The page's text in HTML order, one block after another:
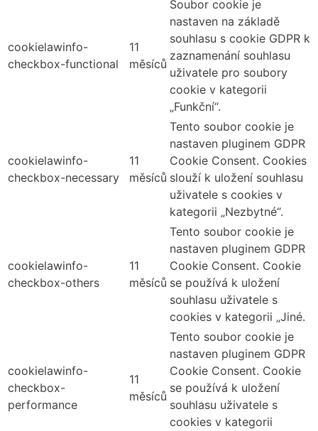
cookielawinfo-
checkbox-functional
11
měsíců
Soubor cookie je
nastaven na základě
souhlasu s cookie GDPR k
zaznamenání souhlasu
uživatele pro soubory
cookie v kategorii
„Funkční“.
cookielawinfo-
checkbox-necessary
11
měsíců
Tento soubor cookie je
nastaven pluginem GDPR
Cookie Consent. Cookies
slouží k uložení souhlasu
uživatele s cookies v
kategorii „Nezbytné“.
cookielawinfo-
checkbox-others
11
měsíců
Tento soubor cookie je
nastaven pluginem GDPR
Cookie Consent. Cookie
se používá k uložení
souhlasu uživatele s
cookies v kategorii „Jiné.
cookielawinfo-
checkbox-
performance
11
měsíců
Tento soubor cookie je
nastaven pluginem GDPR
Cookie Consent. Cookie
se používá k uložení
souhlasu uživatele s
cookies v kategorii